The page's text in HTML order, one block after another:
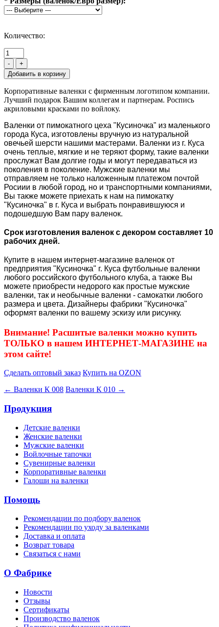
Количество:
- +
Корпоративные валенки с фирменным логотипом компании.
Лучший подарок Вашим коллегам и партнерам. Роспись
акриловыми красками по войлоку.
Валенки от пимокатного цеха "Кусиночка" из маленького
города Куса, изготовлены вручную из натуральной
овечьей шерсти нашими мастерами. Валенки из г. Куса
очень теплые, мягкие и не теряют форму, такие валенки
прослужат Вам долгие годы и могут передаваться из
поколения в поколение. Мужские валенки мы
отправляем не только наложенным платежом почтой
Росиии в любой город, но и транспортными компаниями,
Вы также можете приехать к нам на пимокатку
"Кусиночка" в г. Куса и выбрать понравившуюся и
подошедшую Вам пару валенок.
Срок изготовления валенок с декором составляет 10
рабочих дней.
Купите в нашем интернет-магазине валенок от
предприятия "Кусиночка" г. Куса футбольные валенки
любого российского футбольного клуба, а также Вы
можете приобрести недорого как простые мужские
валенки, так и необычные валенки - самокатки любого
размера и цвета. Дизайнеры фабрики "Кусиночка"
оформят валенки по вашему эскизу или рисунку.
Внимание! Расшитые валенки можно купить
ТОЛЬКО в нашем ИНТЕРНЕТ-МАГАЗИНЕ на
этом сайте!
Сделать оптовый заказ Купить на OZON
← Валенки К 008 Валенки К 010 →
Продукция
Детские валенки
Женские валенки
Мужские валенки
Войлочные тапочки
Сувенирные валенки
Корпоративные валенки
Галоши на валенки
Помощь
Рекомендации по подбору валенок
Рекомендации по уходу за валенками
Доставка и оплата
Возврат товара
Связаться с нами
О Фабрике
Новости
Отзывы
Сертификаты
Производство валенок